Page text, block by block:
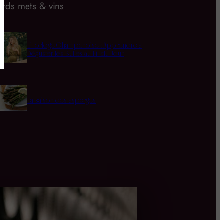
mets & vins
L’Horloge Champenoise : Apprendre à
Déguster les Bulles au Fil du Jour
La saison des asperges